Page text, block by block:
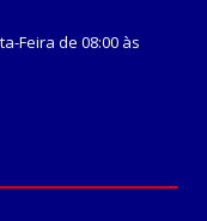
Feira de 08:00 às